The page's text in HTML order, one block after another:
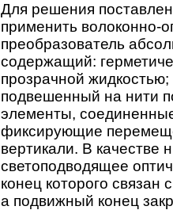
Для решения
применить волоконно-
преобразователь
содержащий:
прозрачной
подвешенный на нити
элементы,
фиксирующие
вертикали. В качестве
светоподводящее
конец которого связан
а подвижный конец